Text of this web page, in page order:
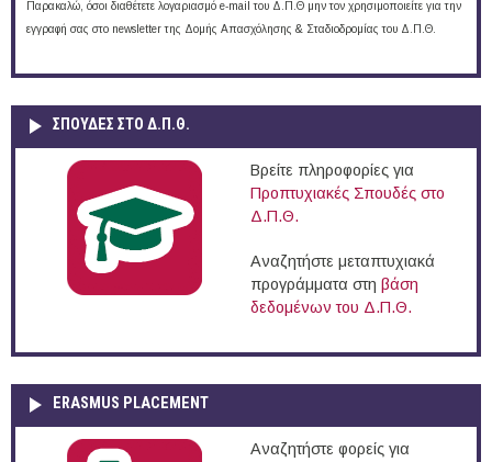
Παρακαλώ, όσοι διαθέτετε λογαριασμό e-mail του Δ.Π.Θ μην τον χρησιμοποιείτε για την
εγγραφή σας στο newsletter της Δομής Απασχόλησης & Σταδιοδρομίας του Δ.Π.Θ.
ΣΠΟΥΔΈΣ ΣΤΟ Δ.Π.Θ.
Βρείτε πληροφορίες για
Προπτυχιακές Σπουδές στο
Δ.Π.Θ.
Αναζητήστε μεταπτυχιακά
προγράμματα στη βάση
δεδομένων του Δ.Π.Θ.
ERASMUS PLACEMENT
Αναζητήστε φορείς για